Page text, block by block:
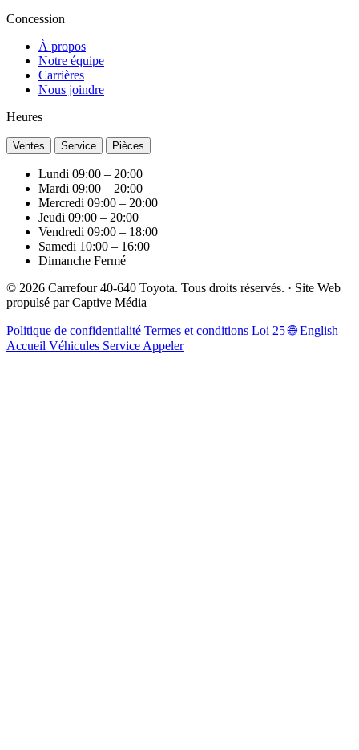
Concession
À propos
Notre équipe
Carrières
Nous joindre
Heures
Ventes Service Pièces
Lundi 09:00 – 20:00
Mardi 09:00 – 20:00
Mercredi 09:00 – 20:00
Jeudi 09:00 – 20:00
Vendredi 09:00 – 18:00
Samedi 10:00 – 16:00
Dimanche Fermé
© 2026 Carrefour 40-640 Toyota. Tous droits réservés. · Site Web
propulsé parCaptive Média
Politique de confidentialité Termes et conditions Loi 25 🌐 English
Accueil Véhicules Service Appeler